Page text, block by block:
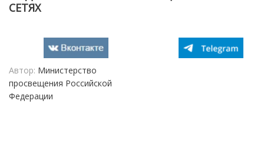
СЕТЯХ
Автор: Министерство
просвещения Российской
Федерации